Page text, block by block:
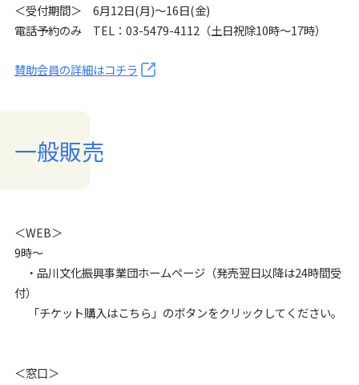
＜受付期間＞ 6月12日(月)～16日(金)
電話予約のみ TEL：03-5479-4112（土日祝除10時～17時）
賛助会員の詳細はコチラ
一般販売
＜WEB＞
9時～
・品川文化振興事業団ホームページ（発売翌日以降は24時間受
付）
「チケット購入はこちら」のボタンをクリックしてください。
＜窓口＞